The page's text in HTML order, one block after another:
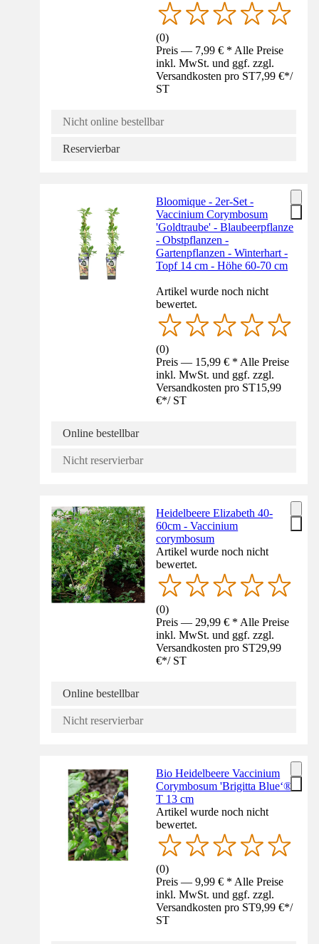
(0)
Preis — 7,99 € * Alle Preise
inkl. MwSt. und ggf. zzgl.
Versandkosten pro ST7,99 €*/
ST
Nicht online bestellbar
Reservierbar
Bloomique - 2er-Set -
Vaccinium Corymbosum
'Goldtraube' - Blaubeerpflanze
- Obstpflanzen -
Gartenpflanzen - Winterhart -
Topf 14 cm - Höhe 60-70 cm
Artikel wurde noch nicht
bewertet.
(0)
Preis — 15,99 € * Alle Preise
inkl. MwSt. und ggf. zzgl.
Versandkosten pro ST15,99
€*/ ST
Online bestellbar
Nicht reservierbar
Heidelbeere Elizabeth 40-
60cm - Vaccinium
corymbosum
Artikel wurde noch nicht
bewertet.
(0)
Preis — 29,99 € * Alle Preise
inkl. MwSt. und ggf. zzgl.
Versandkosten pro ST29,99
€*/ ST
Online bestellbar
Nicht reservierbar
Bio Heidelbeere Vaccinium
Corymbosum 'Brigitta Blue‘®
T 13 cm
Artikel wurde noch nicht
bewertet.
(0)
Preis — 9,99 € * Alle Preise
inkl. MwSt. und ggf. zzgl.
Versandkosten pro ST9,99 €*/
ST